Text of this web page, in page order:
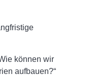
können wir
aufbauen?“